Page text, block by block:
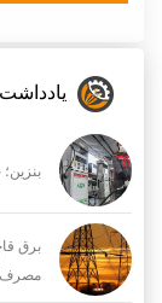
یادداشت
برق